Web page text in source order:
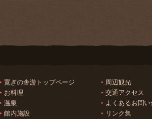
寛ぎの舎游トップページ
お料理
温泉
館内施設
周辺観光
交通アクセス
よくあるお問い
リンク集